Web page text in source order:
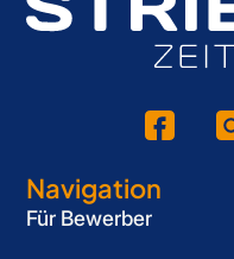
Navigation
Für Bewerber